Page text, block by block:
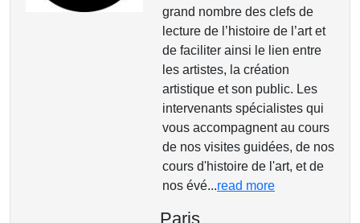
grand nombre des clefs de
lecture de l’histoire de l’art et
de faciliter ainsi le lien entre
les artistes, la création
artistique et son public. Les
intervenants spécialistes qui
vous accompagnent au cours
de nos visites guidées, de nos
cours d'histoire de l'art, et de
nos évé...read more
Paris